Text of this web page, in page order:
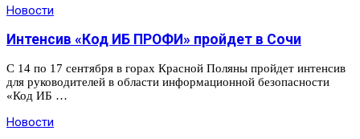
Новости
Интенсив «Код ИБ ПРОФИ» пройдет в Сочи
С 14 по 17 сентября в горах Красной Поляны пройдет интенсив
для руководителей в области информационной безопасности
«Код ИБ …
Новости